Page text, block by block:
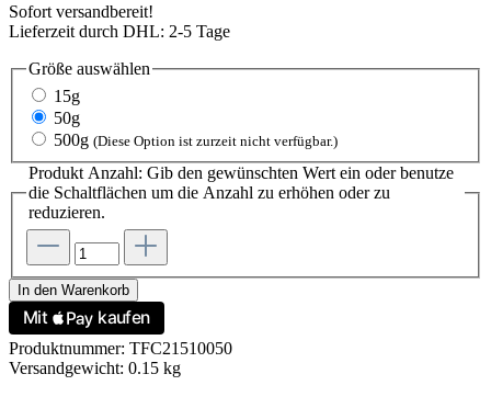
Sofort versandbereit!
Lieferzeit durch DHL: 2-5 Tage
Größe auswählen
15g
50g
500g (Diese Option ist zurzeit nicht verfügbar.)
Produkt Anzahl: Gib den gewünschten Wert ein oder benutze
die Schaltflächen um die Anzahl zu erhöhen oder zu
reduzieren.
In den Warenkorb
Produktnummer: TFC21510050
Versandgewicht: 0.15 kg